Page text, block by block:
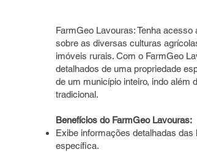
FarmGeo Lavouras: Tenha
sobre as diversas culturas
imóveis rurais. Com o FarmGeo
detalhados de uma propriedade
de um município inteiro, indo além
tradicional.
Benefícios do FarmGeo Lavouras:
Exibe informações detalhadas
específica.